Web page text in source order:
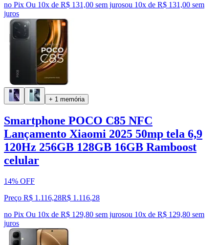
no Pix Ou 10x de R$ 131,00 sem jurosou 10x de R$ 131,00 sem
juros
+ 1 memória
Smartphone POCO C85 NFC
Lançamento Xiaomi 2025 50mp tela 6,9
120Hz 256GB 128GB 16GB Ramboost
celular
14% OFF
Preço R$ 1.116,28R$ 1.116,28
no Pix Ou 10x de R$ 129,80 sem jurosou 10x de R$ 129,80 sem
juros